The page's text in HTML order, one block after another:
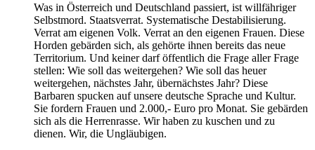
Was in Österreich und Deutschland passiert, ist willfähriger
Selbstmord. Staatsverrat. Systematische Destabilisierung.
Verrat am eigenen Volk. Verrat an den eigenen Frauen. Diese
Horden gebärden sich, als gehörte ihnen bereits das neue
Territorium. Und keiner darf öffentlich die Frage aller Frage
stellen: Wie soll das weitergehen? Wie soll das heuer
weitergehen, nächstes Jahr, übernächstes Jahr? Diese
Barbaren spucken auf unsere deutsche Sprache und Kultur.
Sie fordern Frauen und 2.000,- Euro pro Monat. Sie gebärden
sich als die Herrenrasse. Wir haben zu kuschen und zu
dienen. Wir, die Ungläubigen.